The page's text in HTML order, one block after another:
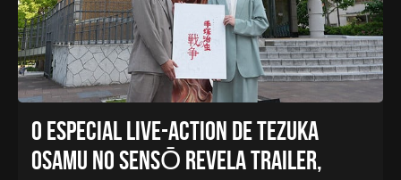
O ESPECIAL LIVE-ACTION DE TEZUKA
OSAMU NO SENSŌ REVELA TRAILER,